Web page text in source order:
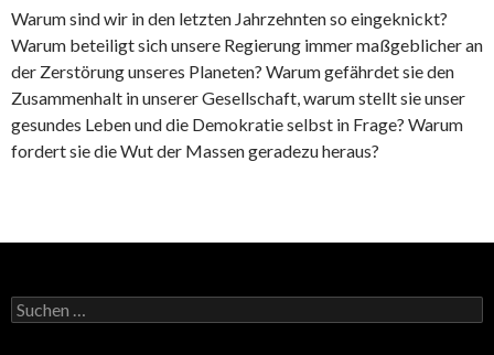
Warum sind wir in den letzten Jahrzehnten so eingeknickt?
Warum beteiligt sich unsere Regierung immer maßgeblicher an
der Zerstörung unseres Planeten? Warum gefährdet sie den
Zusammenhalt in unserer Gesellschaft, warum stellt sie unser
gesundes Leben und die Demokratie selbst in Frage? Warum
fordert sie die Wut der Massen geradezu heraus?
Suchen
nach: